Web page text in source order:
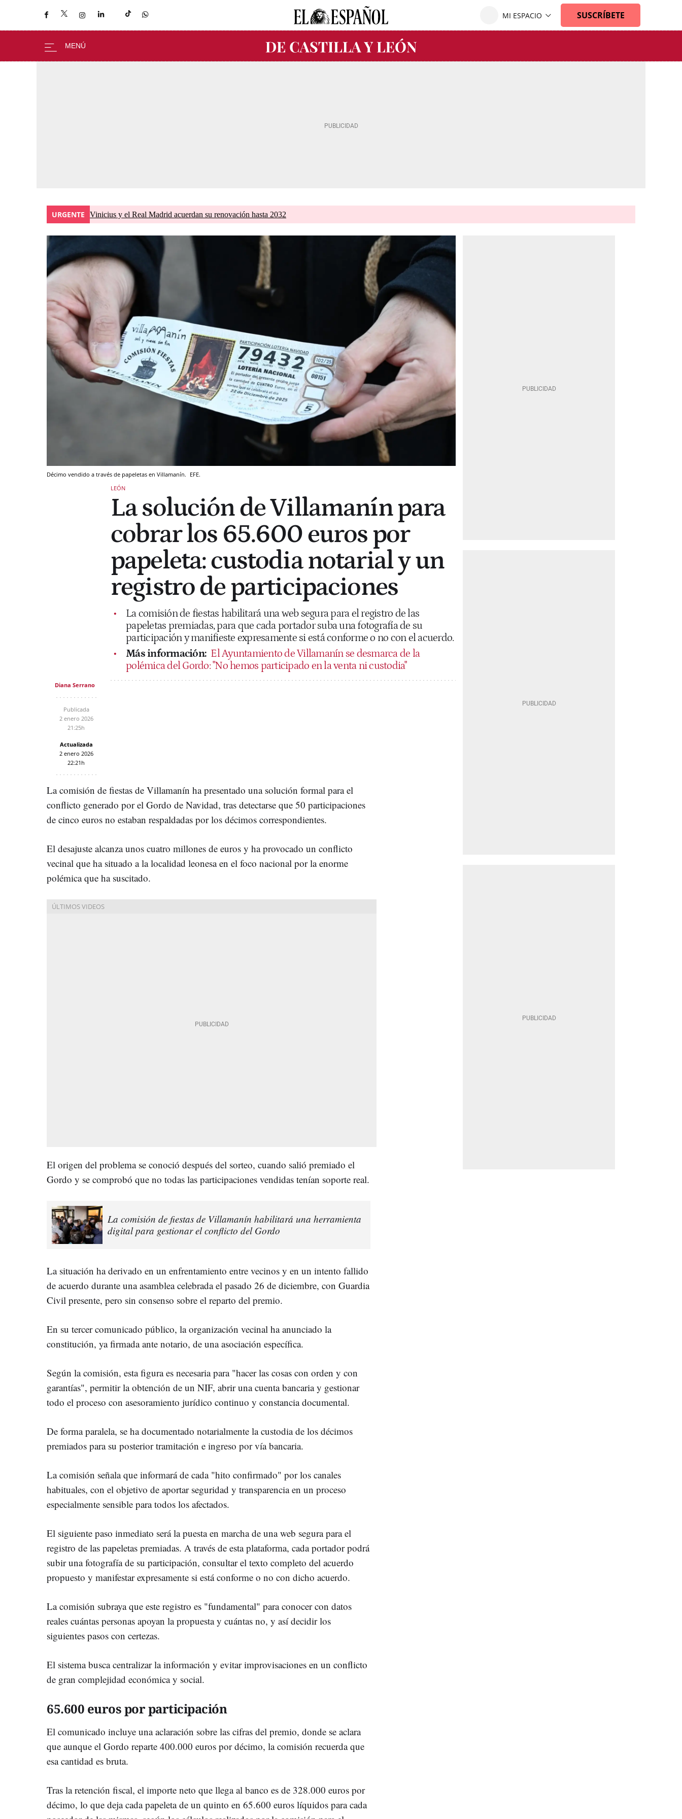
URGENTE Vinicius y el Real Madrid acuerdan su renovación hasta 2032
Décimo vendido a través de papeletas en Villamanín. EFE.
LEÓN
La solución de Villamanín para
cobrar los 65.600 euros por
papeleta: custodia notarial y un
registro de participaciones
La comisión de fiestas habilitará una web segura para el registro de las
papeletas premiadas, para que cada portador suba una fotografía de su
participación y manifieste expresamente si está conforme o no con el acuerdo.
Más información: El Ayuntamiento de Villamanín se desmarca de la
polémica del Gordo: "No hemos participado en la venta ni custodia"
Diana Serrano
Publicada
2 enero 2026
21:25h
Actualizada
2 enero 2026
22:21h
La comisión de fiestas de Villamanín ha presentado una solución formal para el
conflicto generado por el Gordo de Navidad, tras detectarse que 50 participaciones
de cinco euros no estaban respaldadas por los décimos correspondientes.
El desajuste alcanza unos cuatro millones de euros y ha provocado un conflicto
vecinal que ha situado a la localidad leonesa en el foco nacional por la enorme
polémica que ha suscitado.
El origen del problema se conoció después del sorteo, cuando salió premiado el
Gordo y se comprobó que no todas las participaciones vendidas tenían soporte real.
La comisión de fiestas de Villamanín habilitará una herramienta
digital para gestionar el conflicto del Gordo
La situación ha derivado en un enfrentamiento entre vecinos y en un intento fallido
de acuerdo durante una asamblea celebrada el pasado 26 de diciembre, con Guardia
Civil presente, pero sin consenso sobre el reparto del premio.
En su tercer comunicado público, la organización vecinal ha anunciado la
constitución, ya firmada ante notario, de una asociación específica.
Según la comisión, esta figura es necesaria para "hacer las cosas con orden y con
garantías", permitir la obtención de un NIF, abrir una cuenta bancaria y gestionar
todo el proceso con asesoramiento jurídico continuo y constancia documental.
De forma paralela, se ha documentado notarialmente la custodia de los décimos
premiados para su posterior tramitación e ingreso por vía bancaria.
La comisión señala que informará de cada "hito confirmado" por los canales
habituales, con el objetivo de aportar seguridad y transparencia en un proceso
especialmente sensible para todos los afectados.
El siguiente paso inmediato será la puesta en marcha de una web segura para el
registro de las papeletas premiadas. A través de esta plataforma, cada portador podrá
subir una fotografía de su participación, consultar el texto completo del acuerdo
propuesto y manifestar expresamente si está conforme o no con dicho acuerdo.
La comisión subraya que este registro es "fundamental" para conocer con datos
reales cuántas personas apoyan la propuesta y cuántas no, y así decidir los
siguientes pasos con certezas.
El sistema busca centralizar la información y evitar improvisaciones en un conflicto
de gran complejidad económica y social.
65.600 euros por participación
El comunicado incluye una aclaración sobre las cifras del premio, donde se aclara
que aunque el Gordo reparte 400.000 euros por décimo, la comisión recuerda que
esa cantidad es bruta.
Tras la retención fiscal, el importe neto que llega al banco es de 328.000 euros por
décimo, lo que deja cada papeleta de un quinto en 65.600 euros líquidos para cada